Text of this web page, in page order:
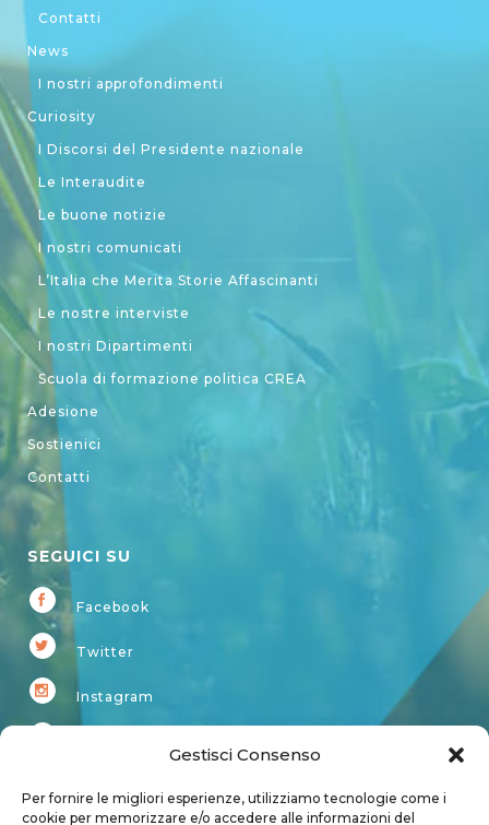
Gestisci Consenso
Per fornire le migliori esperienze, utilizziamo tecnologie come i
cookie per memorizzare e/o accedere alle informazioni del
Contatti
News
I nostri approfondimenti
Curiosity
I Discorsi del Presidente nazionale
Le Interaudite
Le buone notizie
I nostri comunicati
L’Italia che Merita Storie Affascinanti
Le nostre interviste
I nostri Dipartimenti
Scuola di formazione politica CREA
Adesione
Sostienici
Contatti
SEGUICI SU
Facebook
Twitter
Instagram